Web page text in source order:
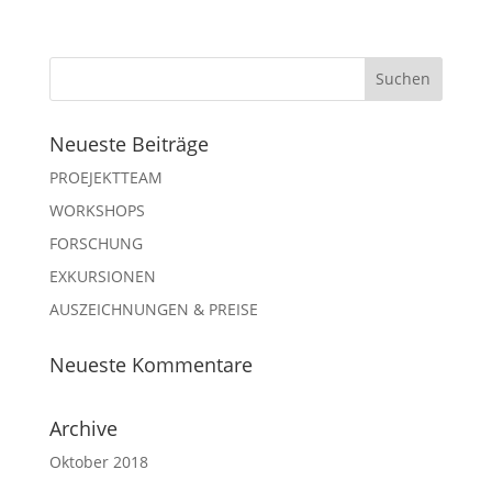
Neueste Beiträge
PROEJEKTTEAM
WORKSHOPS
FORSCHUNG
EXKURSIONEN
AUSZEICHNUNGEN & PREISE
Neueste Kommentare
Archive
Oktober 2018